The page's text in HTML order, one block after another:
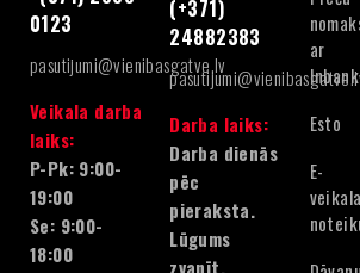
0123
pasutijumi@vienibasgatve.lv
Veikala darba
laiks:
P-Pk: 9:00-
19:00
Se: 9:00-
18:00
(+371)
24882383
Darba laiks:
Darba dienās
pēc
pieraksta.
Lūgums
zvanīt.
ar
Inbank
Esto
E-
veikala